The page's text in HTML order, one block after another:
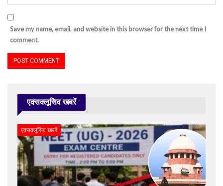
Save my name, email, and website in this browser for the next time I
comment.
एक्सक्लूसिव खबरें
एक्सक्लूसिव खबरें